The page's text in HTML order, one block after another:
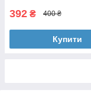
392 ₴ 400 ₴
Купити